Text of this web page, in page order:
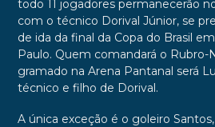
todo 11 jogadores permanecerão
com o técnico Dorival Júnior, se
de ida da final da Copa do Brasil
Paulo. Quem comandará o Rubro-
gramado na Arena Pantanal será
técnico e filho de Dorival.
A única exceção é o goleiro